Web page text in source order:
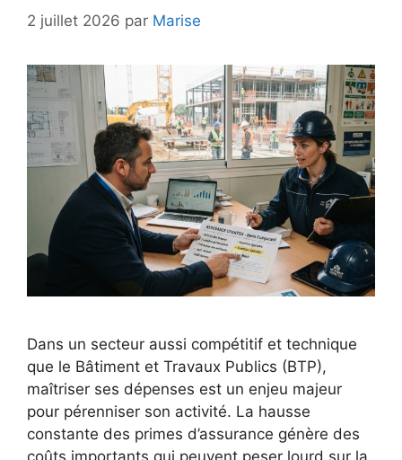
2 juillet 2026 par Marise
Dans un secteur aussi compétitif et technique
que le Bâtiment et Travaux Publics (BTP),
maîtriser ses dépenses est un enjeu majeur
pour pérenniser son activité. La hausse
constante des primes d’assurance génère des